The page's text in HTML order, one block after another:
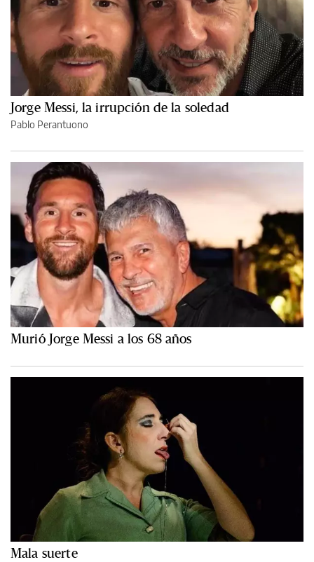
Jorge Messi, la irrupción de la soledad
Pablo Perantuono
Murió Jorge Messi a los 68 años
Mala suerte